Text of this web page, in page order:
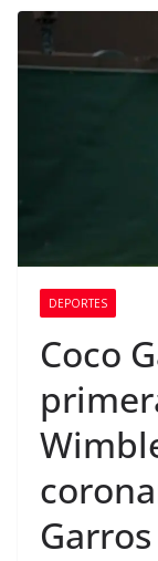
DEPORTES
Coco
Garros